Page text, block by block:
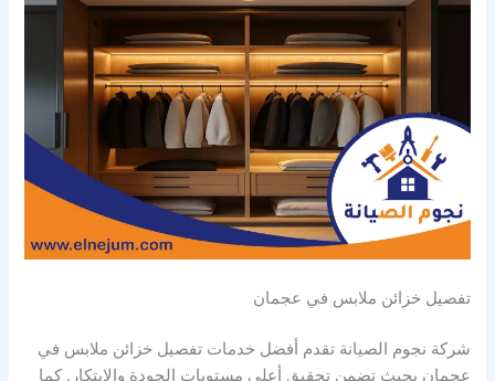
تفصيل خزائن ملابس في عجمان
شركة نجوم الصيانة تقدم أفضل خدمات تفصيل خزائن ملابس في
عجمان بحيث تضمن تحقيق أعلى مستويات الجودة والابتكار. كما